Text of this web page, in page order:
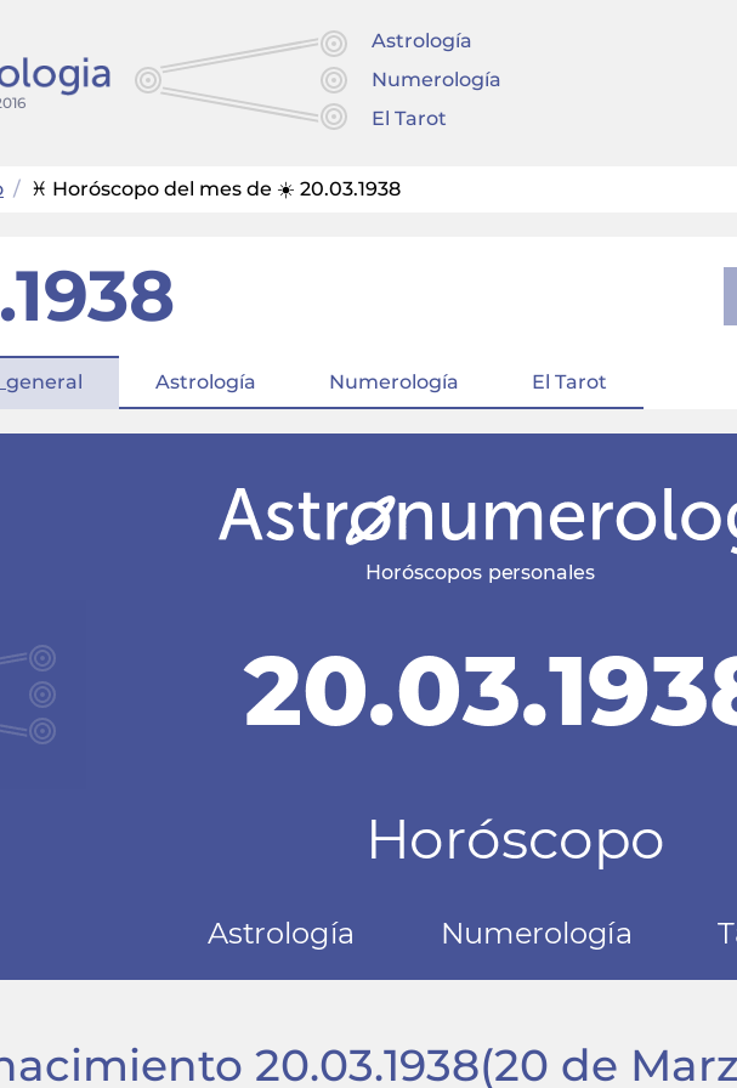
Astrología
Numerología
El Tarot
/ ♓ Horóscopo del mes de ☀️ 20.03.1938
Astrología Numerología El Tarot
20.03.1938(20 de